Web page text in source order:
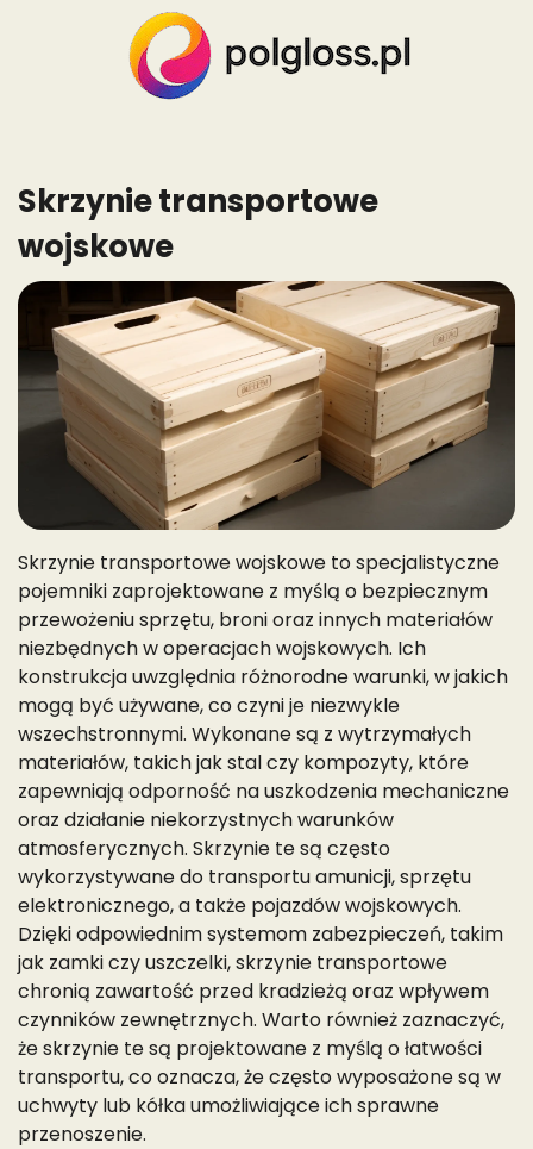
Skrzynie transportowe
wojskowe
Skrzynie transportowe wojskowe to specjalistyczne
pojemniki zaprojektowane z myślą o bezpiecznym
przewożeniu sprzętu, broni oraz innych materiałów
niezbędnych w operacjach wojskowych. Ich
konstrukcja uwzględnia różnorodne warunki, w jakich
mogą być używane, co czyni je niezwykle
wszechstronnymi. Wykonane są z wytrzymałych
materiałów, takich jak stal czy kompozyty, które
zapewniają odporność na uszkodzenia mechaniczne
oraz działanie niekorzystnych warunków
atmosferycznych. Skrzynie te są często
wykorzystywane do transportu amunicji, sprzętu
elektronicznego, a także pojazdów wojskowych.
Dzięki odpowiednim systemom zabezpieczeń, takim
jak zamki czy uszczelki, skrzynie transportowe
chronią zawartość przed kradzieżą oraz wpływem
czynników zewnętrznych. Warto również zaznaczyć,
że skrzynie te są projektowane z myślą o łatwości
transportu, co oznacza, że często wyposażone są w
uchwyty lub kółka umożliwiające ich sprawne
przenoszenie.